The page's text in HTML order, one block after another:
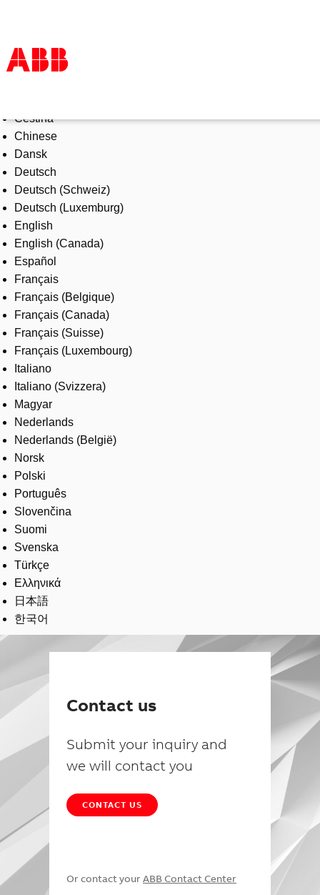
Products & Solutions
Industries
Services
About us
Where to buy
Contact us
Careers
Čeština
Chinese
Dansk
Deutsch
Deutsch (Schweiz)
Deutsch (Luxemburg)
English
English (Canada)
Español
Français
Français (Belgique)
Français (Canada)
Français (Suisse)
Français (Luxembourg)
Italiano
Italiano (Svizzera)
Magyar
Nederlands
Nederlands (België)
Norsk
Polski
Português
Slovenčina
Suomi
Svenska
Türkçe
Ελληνικά
日本語
한국어
Contact us
Submit your inquiry and
we will contact you
CONTACT US
Or contact your ABB Contact Center